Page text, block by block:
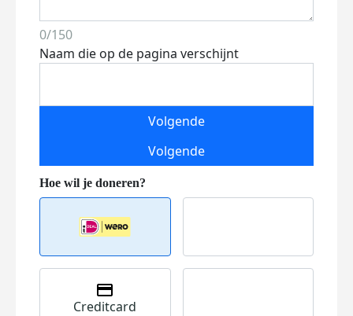
0/150
Naam die op de pagina verschijnt
Volgende
Volgende
Creditcard